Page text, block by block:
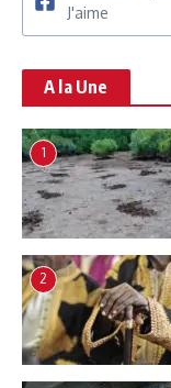
J'aime
A la Une
1
2